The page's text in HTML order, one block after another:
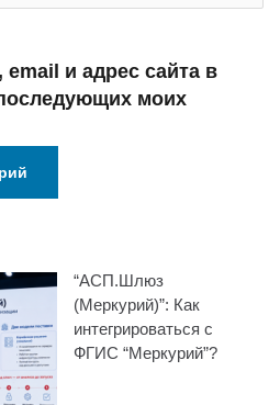
и адрес сайта в
моих
“АСП.Шлюз
(Меркурий)”: Как
интегрироваться с
ФГИС “Меркурий”?